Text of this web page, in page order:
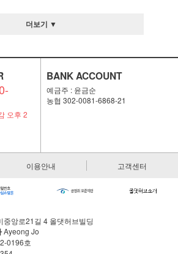
더보기 ▼
오후 2
BANK ACCOUNT
예금주 : 윤금순
농협 302-0081-6868-21
이용안내 고객센터
중앙로21길 4 올댓허브빌딩
Ayeong Jo
0196호